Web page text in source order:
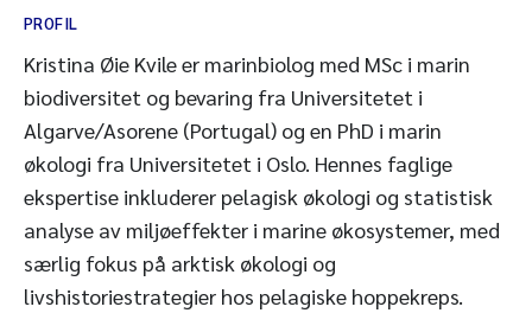
PROFIL
Kristina Øie Kvile er marinbiolog med MSc i marin
biodiversitet og bevaring fra Universitetet i
Algarve/Asorene (Portugal) og en PhD i marin
økologi fra Universitetet i Oslo. Hennes faglige
ekspertise inkluderer pelagisk økologi og statistisk
analyse av miljøeffekter i marine økosystemer, med
særlig fokus på arktisk økologi og
livshistoriestrategier hos pelagiske hoppekreps.